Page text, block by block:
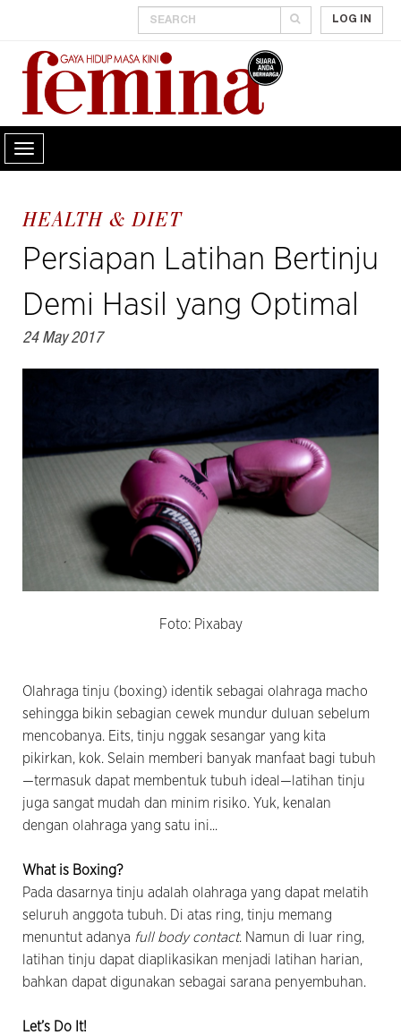
LOG IN
HEALTH & DIET
Persiapan Latihan Bertinju
Demi Hasil yang Optimal
24 May 2017
Foto: Pixabay
Olahraga tinju (boxing) identik sebagai olahraga macho
sehingga bikin sebagian cewek mundur duluan sebelum
mencobanya. Eits, tinju nggak sesangar yang kita
pikirkan, kok. Selain memberi banyak manfaat bagi tubuh
—termasuk dapat membentuk tubuh ideal—latihan tinju
juga sangat mudah dan minim risiko. Yuk, kenalan
dengan olahraga yang satu ini...
What is Boxing?
Pada dasarnya tinju adalah olahraga yang dapat melatih
seluruh anggota tubuh. Di atas ring, tinju memang
menuntut adanya full body contact. Namun di luar ring,
latihan tinju dapat diaplikasikan menjadi latihan harian,
bahkan dapat digunakan sebagai sarana penyembuhan.
Let’s Do It!